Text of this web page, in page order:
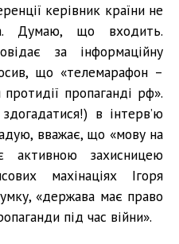
керівник країни не
Думаю, що входить.
за інформаційну
що «телемарафон –
пропаганді рф».
в інтерв’ю
вважає, що «мову на
захисницею
махінаціях Ігоря
«держава має право
під час війни».